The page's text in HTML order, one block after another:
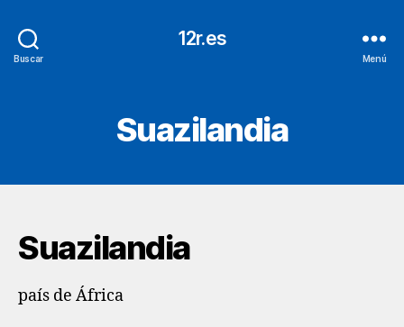
Buscar
12r.es
Menú
Suazilandia
Suazilandia
país de África